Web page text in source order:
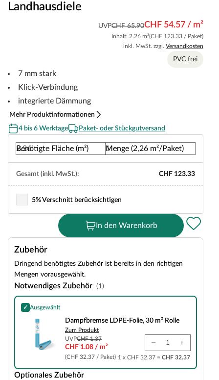
Landhausdiele
UVPCHF 65.90CHF 54.57 / m²
Inhalt: 2.26 m²(CHF 123.33 / Paket)
inkl. MwSt. zzgl. Versandkosten
PVC frei
7 mm stark
Klick-Verbindung
integrierte Dämmung
Mehr Produktinformationen
4 bis 6 Werktage
Paket- oder Stückgutversand
Benötigte Fläche (m²) Menge (2,26 m²/Paket)
Gesamt (inkl. MwSt.): CHF 123.33
5% Verschnitt berücksichtigen
In den Warenkorb
Zubehör
Dringend benötigtes Zubehör ist bereits in den richtigen
Mengen vorausgewählt.
Notwendiges Zubehör (1)
✓ Ausgewählt
Dampfbremse LDPE-Folie, 30 m² Rolle
Dampfbremse LDPE-Folie, 30 m² Rolle
Zum Produkt
UVPCHF 1.37
CHF 1.08 / m²
(CHF 32.37 / Paket) 1 x CHF 32.37 = CHF 32.37
Optionales Zubehör